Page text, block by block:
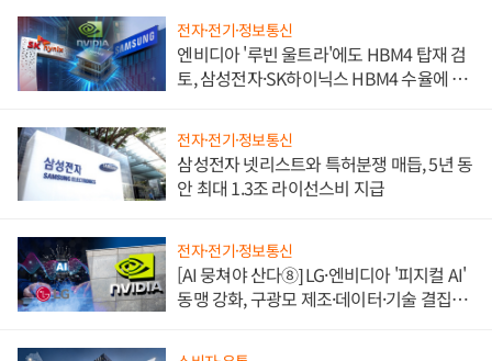
전자·전기·정보통신
엔비디아 '루빈 울트라'에도 HBM4 탑재 검
토, 삼성전자·SK하이닉스 HBM4 수율에 주
전자·전기·정보통신
삼성전자 넷리스트와 특허분쟁 매듭, 5년 동
안 최대 1.3조 라이선스비 지급
전자·전기·정보통신
[AI 뭉쳐야 산다⑧] LG·엔비디아 '피지컬 AI'
동맹 강화, 구광모 제조·데이터·기술 결집